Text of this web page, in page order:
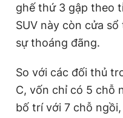
ghế thứ 3 gập theo
SUV này còn cửa
sự thoáng đãng.
So với các đối thủ
C, vốn chỉ có 5 chỗ
bố trí với 7 chỗ